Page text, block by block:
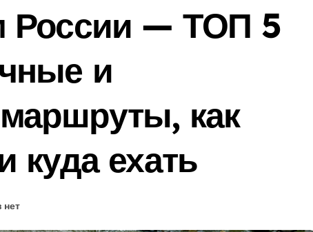
России — ТОП 5
и
как
куда ехать
нет